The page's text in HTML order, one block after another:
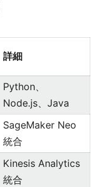
詳細
Python、
Node.js、Java
SageMaker Neo
統合
Kinesis Analytics
統合